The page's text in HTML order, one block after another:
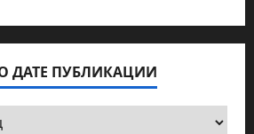
ДАТЕ ПУБЛИКАЦИИ